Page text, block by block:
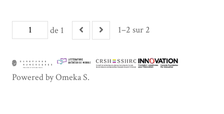
de 1 1–2 sur 2
Powered by Omeka S.